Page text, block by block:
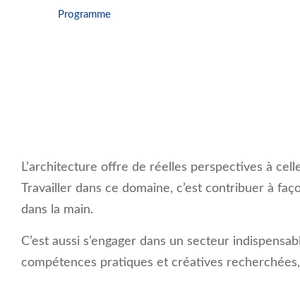
Programme
L’architecture offre de réelles perspectives à
Travailler dans ce domaine, c’est contribuer à
dans la main.
C’est aussi s’engager dans un secteur
compétences pratiques et créatives